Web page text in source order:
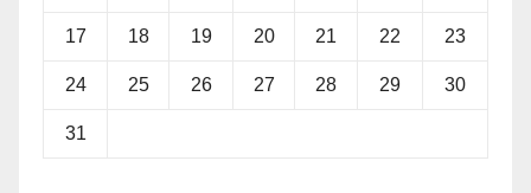
17 18 19 20 21 22 23
24 25 26 27 28 29 30
31